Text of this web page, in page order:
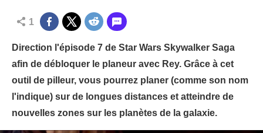
1
Direction l'épisode 7 de Star Wars Skywalker Saga
afin de débloquer le planeur avec Rey. Grâce à cet
outil de pilleur, vous pourrez planer (comme son nom
l'indique) sur de longues distances et atteindre de
nouvelles zones sur les planètes de la galaxie.